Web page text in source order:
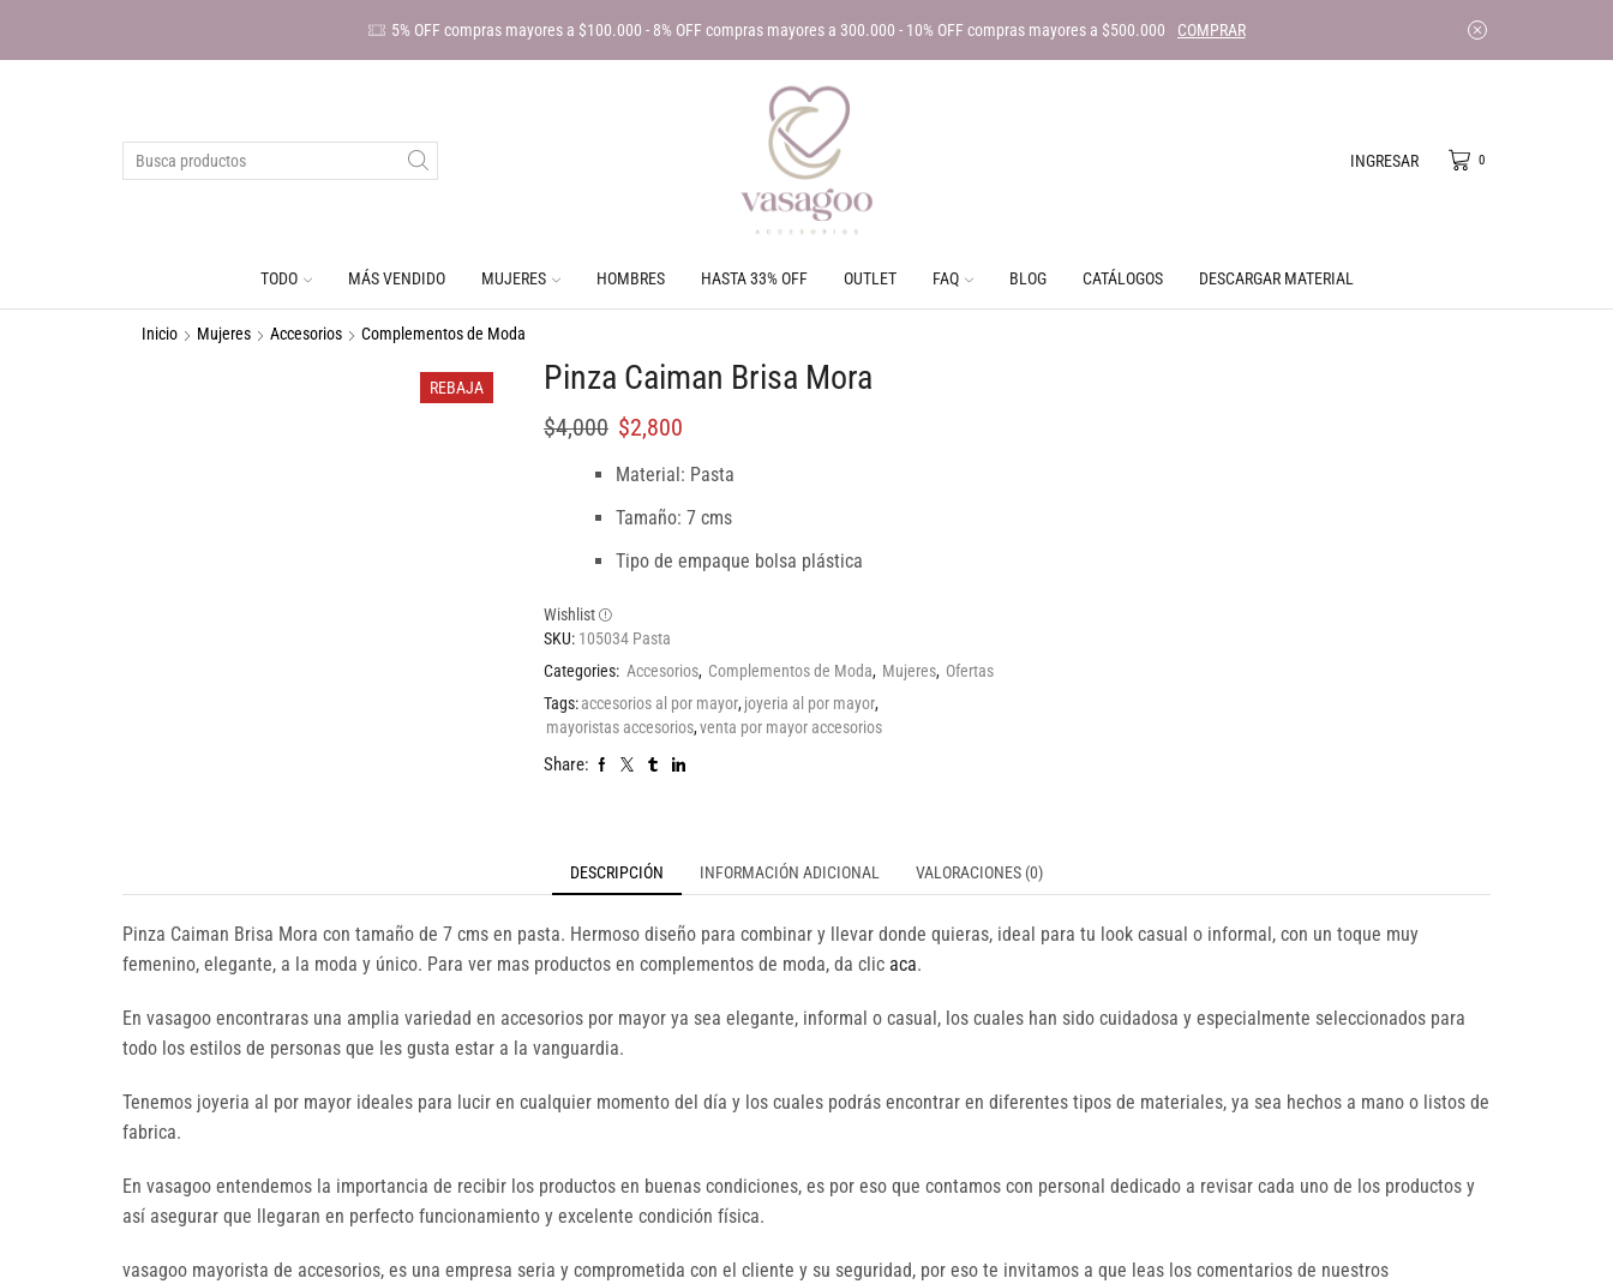
5% OFF compras mayores a $100.000 - 8% OFF compras mayores a 300.000 - 10% OFF compras mayores a $500.000 COMPRAR
INGRESAR 0
TODO MÁS VENDIDO MUJERES HOMBRES HASTA 33% OFF OUTLET FAQ BLOG CATÁLOGOS DESCARGAR MATERIAL
Inicio Mujeres Accesorios Complementos de Moda
REBAJA Pinza Caiman Brisa Mora
$4,000 $2,800
Material: Pasta
Tamaño: 7 cms
Tipo de empaque bolsa plástica
Wishlist
SKU: 105034 Pasta
Categories: Accesorios, Complementos de Moda, Mujeres, Ofertas
Tags:accesorios al por mayor,joyeria al por mayor,
mayoristas accesorios,venta por mayor accesorios
Share:
DESCRIPCIÓN INFORMACIÓN ADICIONAL VALORACIONES (0)
Pinza Caiman Brisa Mora con tamaño de 7 cms en pasta. Hermoso diseño para combinar y llevar donde quieras, ideal para tu look casual o informal, con un toque muy
femenino, elegante, a la moda y único. Para ver mas productos en complementos de moda, da clic aca.
En vasagoo encontraras una amplia variedad en accesorios por mayor ya sea elegante, informal o casual, los cuales han sido cuidadosa y especialmente seleccionados para
todo los estilos de personas que les gusta estar a la vanguardia.
Tenemos joyeria al por mayor ideales para lucir en cualquier momento del día y los cuales podrás encontrar en diferentes tipos de materiales, ya sea hechos a mano o listos de
fabrica.
En vasagoo entendemos la importancia de recibir los productos en buenas condiciones, es por eso que contamos con personal dedicado a revisar cada uno de los productos y
así asegurar que llegaran en perfecto funcionamiento y excelente condición física.
vasagoo mayorista de accesorios, es una empresa seria y comprometida con el cliente y su seguridad, por eso te invitamos a que leas los comentarios de nuestros